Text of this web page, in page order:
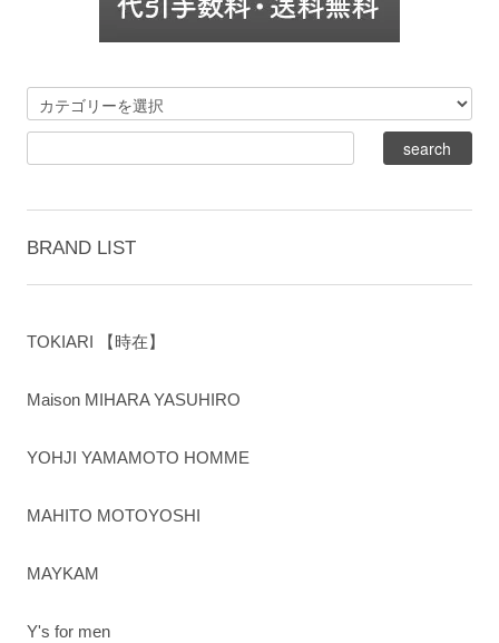
BRAND LIST
TOKIARI 【時在】
Maison MIHARA YASUHIRO
YOHJI YAMAMOTO HOMME
MAHITO MOTOYOSHI
MAYKAM
Y's for men